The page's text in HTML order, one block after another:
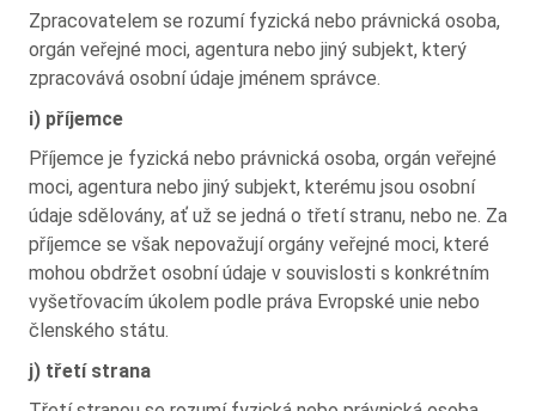
Zpracovatelem se rozumí fyzická nebo právnická osoba,
orgán veřejné moci, agentura nebo jiný subjekt, který
zpracovává osobní údaje jménem správce.
i) příjemce
Příjemce je fyzická nebo právnická osoba, orgán veřejné
moci, agentura nebo jiný subjekt, kterému jsou osobní
údaje sdělovány, ať už se jedná o třetí stranu, nebo ne. Za
příjemce se však nepovažují orgány veřejné moci, které
mohou obdržet osobní údaje v souvislosti s konkrétním
vyšetřovacím úkolem podle práva Evropské unie nebo
členského státu.
j) třetí strana